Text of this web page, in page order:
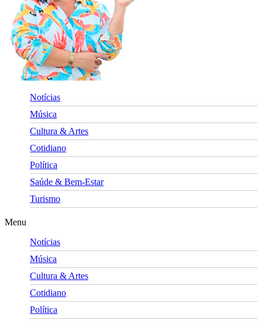
Notícias
Música
Cultura & Artes
Cotidiano
Política
Saúde & Bem-Estar
Turismo
Menu
Notícias
Música
Cultura & Artes
Cotidiano
Política